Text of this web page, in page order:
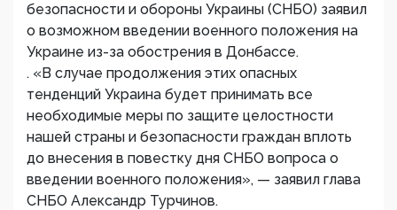
безопасности и обороны Украины (СНБО) заявил
о возможном введении военного положения на
Украине из-за обострения в Донбассе.
. «В случае продолжения этих опасных
тенденций Украина будет принимать все
необходимые меры по защите целостности
нашей страны и безопасности граждан вплоть
до внесения в повестку дня СНБО вопроса о
введении военного положения», — заявил глава
СНБО Александр Турчинов.